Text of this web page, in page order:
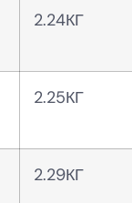
2.24КГ
2.25КГ
2.29КГ